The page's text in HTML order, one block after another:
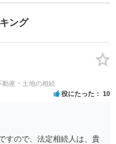
。 ③相談者さん（子）がお
以上、前婚の際のお子さん
お母さんの遺産分割協議
子さん（子）の三人が相
、1/4です。 折を見て、最
めします。
ング
動産・土地の相続
役にたった 10
すので、法定相続人は、貴